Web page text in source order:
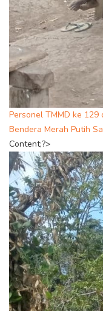
Personel TMMD ke 129
Bendera Merah Putih
Content;?>